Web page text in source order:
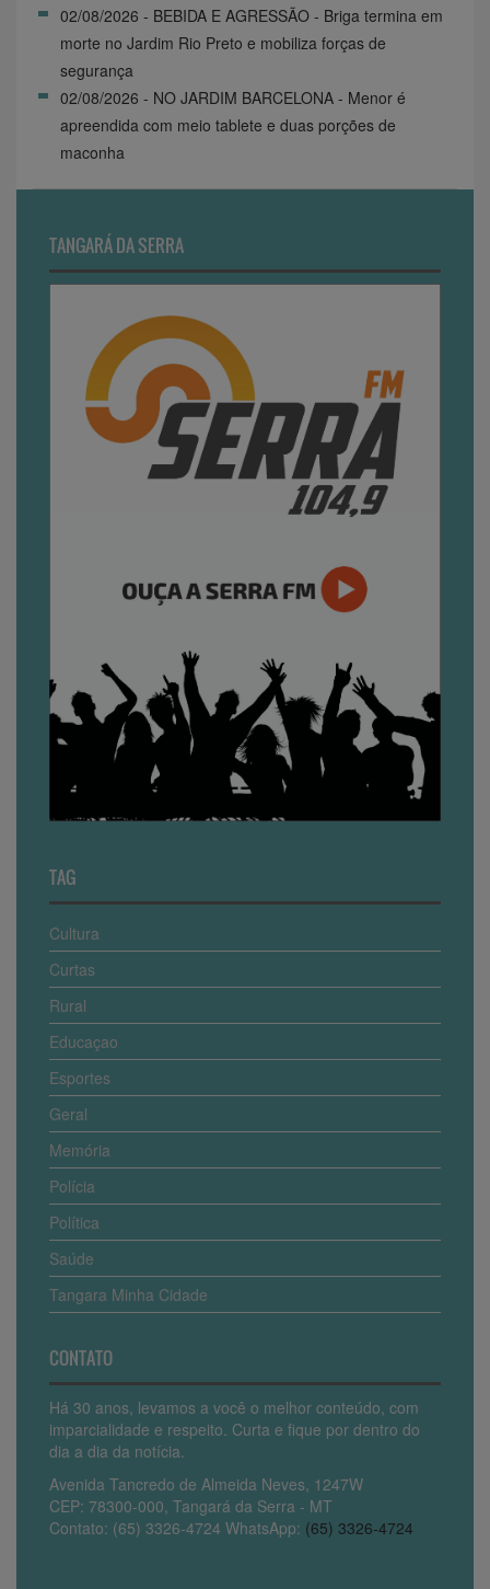
02/08/2026 - BEBIDA E AGRESSÃO - Briga termina em
morte no Jardim Rio Preto e mobiliza forças de
segurança
02/08/2026 - NO JARDIM BARCELONA - Menor é
apreendida com meio tablete e duas porções de
maconha
TANGARÁ DA SERRA
TAG
Cultura
Curtas
Rural
Educaçao
Esportes
Geral
Memória
Polícia
Política
Saúde
Tangara Minha Cidade
CONTATO
Há 30 anos, levamos a você o melhor conteúdo, com
imparcialidade e respeito. Curta e fique por dentro do
dia a dia da notícia.
Avenida Tancredo de Almeida Neves, 1247W
CEP: 78300-000, Tangará da Serra - MT
Contato: (65) 3326-4724 WhatsApp: (65) 3326-4724